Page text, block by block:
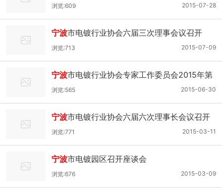
改造加快
2015-07-28
浏览:609
宁波市电镀行业协会六届三次理事会议召开
2015-07-09
浏览:713
宁波市电镀行业协会专家工作委员会2015年第
一次委员会议召开
2015-06-30
浏览:565
宁波市电镀行业协会六届六次理事长会议召开
2015-03-11
浏览:771
宁波市电镀园区召开座谈会
2015-03-09
浏览:676